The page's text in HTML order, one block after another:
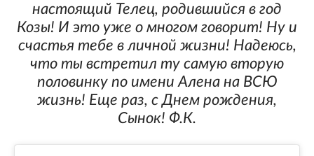
настоящий Телец, родившийся в год
Козы! И это уже о многом говорит! Ну и
счастья тебе в личной жизни! Надеюсь,
что ты встретил ту самую вторую
половинку по имени Алена на ВСЮ
жизнь! Еще раз, с Днем рождения,
Сынок! Ф.К.